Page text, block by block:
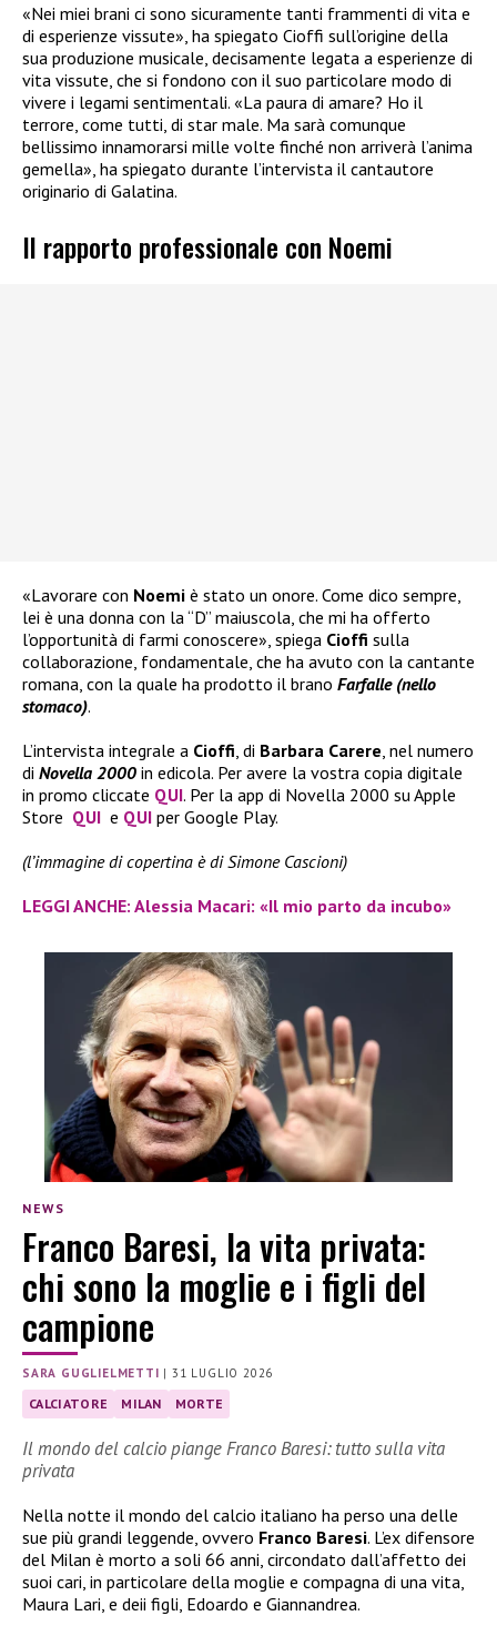
«Nei miei brani ci sono sicuramente tanti frammenti di vita e
di esperienze vissute», ha spiegato Cioffi sull’origine della
sua produzione musicale, decisamente legata a esperienze di
vita vissute, che si fondono con il suo particolare modo di
vivere i legami sentimentali. «La paura di amare? Ho il
terrore, come tutti, di star male. Ma sarà comunque
bellissimo innamorarsi mille volte finché non arriverà l’anima
gemella», ha spiegato durante l’intervista il cantautore
originario di Galatina.
Il rapporto professionale con Noemi
«Lavorare con Noemi è stato un onore. Come dico sempre,
lei è una donna con la “D” maiuscola, che mi ha offerto
l’opportunità di farmi conoscere», spiega Cioffi sulla
collaborazione, fondamentale, che ha avuto con la cantante
romana, con la quale ha prodotto il brano Farfalle (nello
stomaco).
L’intervista integrale a Cioffi, di Barbara Carere, nel numero
di Novella 2000 in edicola. Per avere la vostra copia digitale
in promo cliccate QUI. Per la app di Novella 2000 su Apple
Store QUI e QUI per Google Play.
(l’immagine di copertina è di Simone Cascioni)
LEGGI ANCHE: Alessia Macari: «Il mio parto da incubo»
NEWS
Franco Baresi, la vita privata:
chi sono la moglie e i figli del
campione
SARA GUGLIELMETTI |31 LUGLIO 2026
CALCIATORE MILAN MORTE
Il mondo del calcio piange Franco Baresi: tutto sulla vita
privata
Nella notte il mondo del calcio italiano ha perso una delle
sue più grandi leggende, ovvero Franco Baresi. L’ex difensore
del Milan è morto a soli 66 anni, circondato dall’affetto dei
suoi cari, in particolare della moglie e compagna di una vita,
Maura Lari, e deii figli, Edoardo e Giannandrea.